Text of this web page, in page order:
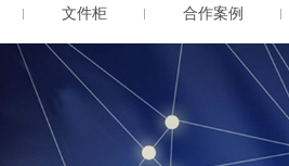
文件柜 合作案例